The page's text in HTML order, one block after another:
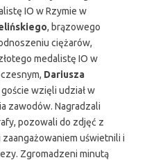
IO w Rzymie w
, brązowego
ciężarów,
medalistę IO w
Dariusza
wzięli udział w
zawodów. Nagradzali
pozowali do zdjęć z
zaangażowaniem uświetnili i
Zgromadzeni minutą